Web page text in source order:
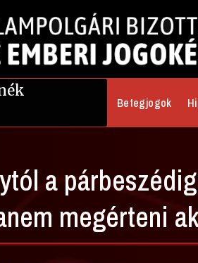
Betegjogok
a
megérteni